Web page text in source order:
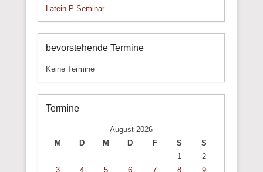
Latein P-Seminar
bevorstehende Termine
Keine Termine
Termine
August 2026
M
D M D F S
S
1
2
3
4 5 6 7 8
9